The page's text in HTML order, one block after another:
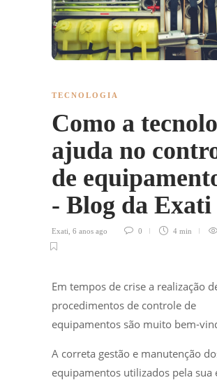
TECNOLOGIA
Como a
ajuda no
de
- Blog da Exati
Exati 6 anos ago 0 4 min
Em tempos de crise a realização
procedimentos de controle de
equipamentos são muito bem-
A correta gestão e manutenção
equipamentos utilizados pela sua